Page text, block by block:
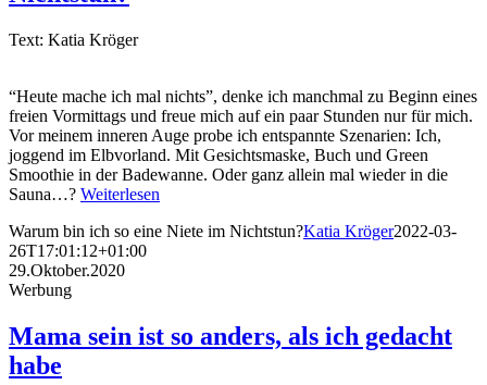
Text: Katia Kröger
“Heute mache ich mal nichts”, denke ich manchmal zu Beginn eines
freien Vormittags und freue mich auf ein paar Stunden nur für mich.
Vor meinem inneren Auge probe ich entspannte Szenarien: Ich,
joggend im Elbvorland. Mit Gesichtsmaske, Buch und Green
Smoothie in der Badewanne. Oder ganz allein mal wieder in die
Sauna…? Weiterlesen
Warum bin ich so eine Niete im Nichtstun?Katia Kröger2022-03-
26T17:01:12+01:00
29.Oktober.2020
Werbung
Mama sein ist so anders, als ich gedacht
habe